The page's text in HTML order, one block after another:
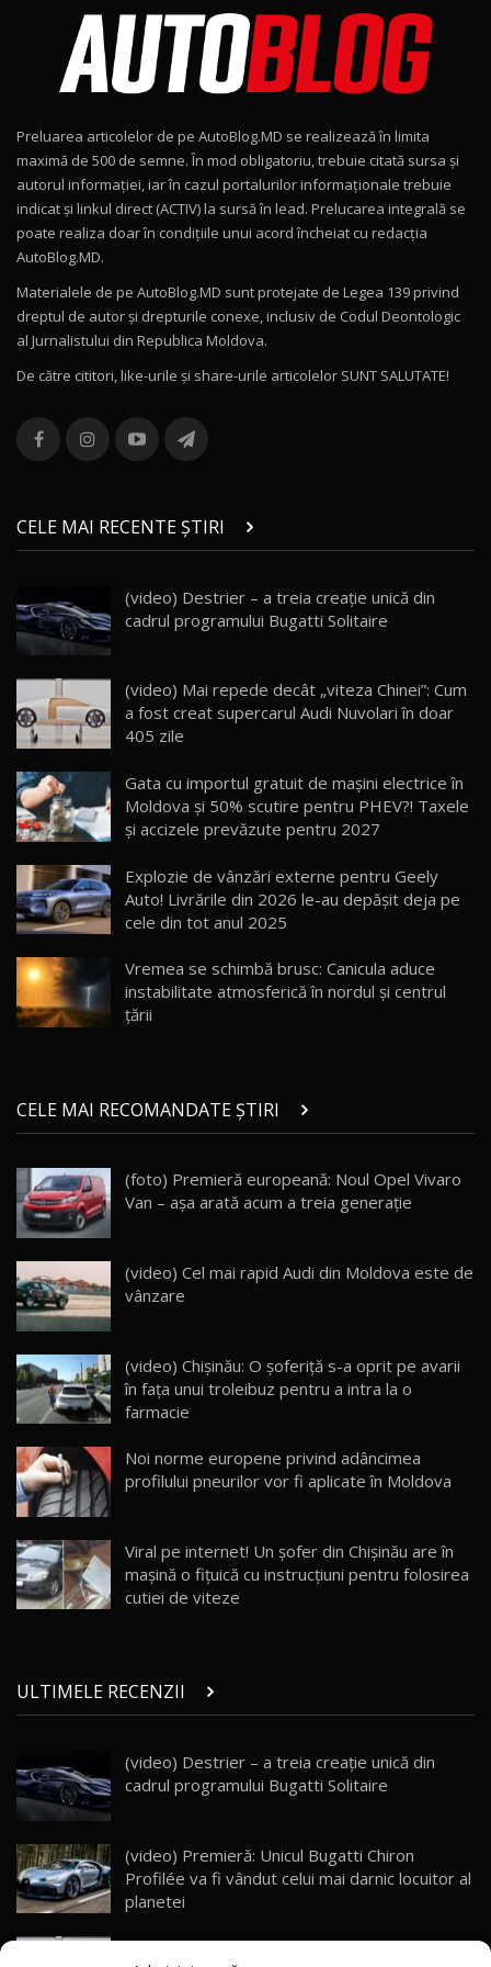
15:08
Noul Geely EX2 / Test Drive AutoBlog.MD
15:22
Mercedes-AMG E 53 HYBRID 4MATIC+ / Test
Drive AutoBlog.MD
16:27
11
Noul Volvo ES90 / Test Drive AutoBlog.MD
12
Noul MG HS / Test Drive AutoBlog.MD
16:48
13
combină aventura cu luxul / AutoBlog.MD
36:08
chinez care face lumea să se întoarcă după el
/ AutoBlog.MD
17:27
15 14:37
AutoBlogMD
13:10
17 20:06
Va fi modelul nr.1 BYD în Moldova? BYD Seal U
30:08
Noul Geely EX5 EM-i care a cucerit Moldova
AutoBlog.MD
23:36
20
21
AutoBlog.MD
16:59
22
Noua Mazda 6e / Test Drive AutoBlog.MD
26:59
23
Lynk & Co 01 / Test Drive AutoBlog.MD
25:19
24
Van Electric Testat în Moldova / AutoBlog.MD
26:38
25
mai Exclusiv și Puternic Defender Testat în
Moldova
32:21
26
AutoBlog.MD
10:57
28
Noul Geely Monjaro 2025! Mai ieftin și mai
dotat / Test Drive AutoBlog.MD
29
ZEEKR 9X - PRIMUL TEST DRIVE ÎN ROMÂNĂ!
CUM SE CONDUCE?
30
Primele impresii despre BYD Seal U DM-i,
Sealion 7 și Seal 5 DM-i / Test Drive
AutoBlog.MD
10:58
Preluarea articolelor de pe AutoBlog.MD se realizează în limita
maximă de 500 de semne. În mod obligatoriu, trebuie citată sursa și
autorul informației, iar în cazul portalurilor informaționale trebuie
indicat și linkul direct (ACTIV) la sursă în lead. Prelucarea integrală se
poate realiza doar în condițiile unui acord încheiat cu redacţia
AutoBlog.MD.
Materialele de pe AutoBlog.MD sunt protejate de Legea 139 privind
dreptul de autor și drepturile conexe, inclusiv de Codul Deontologic
al Jurnalistului din Republica Moldova.
De către cititori, like-urile şi share-urile articolelor SUNT SALUTATE!
CELE MAI RECENTE ȘTIRI
(video) Destrier – a treia creație unică din
cadrul programului Bugatti Solitaire
(video) Mai repede decât „viteza Chinei”: Cum
a fost creat supercarul Audi Nuvolari în doar
405 zile
Gata cu importul gratuit de mașini electrice în
Moldova și 50% scutire pentru PHEV?! Taxele
și accizele prevăzute pentru 2027
Explozie de vânzări externe pentru Geely
Auto! Livrările din 2026 le-au depășit deja pe
cele din tot anul 2025
Vremea se schimbă brusc: Canicula aduce
instabilitate atmosferică în nordul și centrul
țării
CELE MAI RECOMANDATE ȘTIRI
(foto) Premieră europeană: Noul Opel Vivaro
Van – aşa arată acum a treia generaţie
(video) Cel mai rapid Audi din Moldova este de
vânzare
(video) Chișinău: O șoferiță s-a oprit pe avarii
în fața unui troleibuz pentru a intra la o
farmacie
Noi norme europene privind adâncimea
profilului pneurilor vor fi aplicate în Moldova
Viral pe internet! Un şofer din Chişinău are în
maşină o fiţuică cu instrucţiuni pentru folosirea
cutiei de viteze
ULTIMELE RECENZII
(video) Destrier – a treia creație unică din
cadrul programului Bugatti Solitaire
(video) Premieră: Unicul Bugatti Chiron
Profilée va fi vândut celui mai darnic locuitor al
planetei
(video) Mai repede decât „viteza Chinei”: Cum